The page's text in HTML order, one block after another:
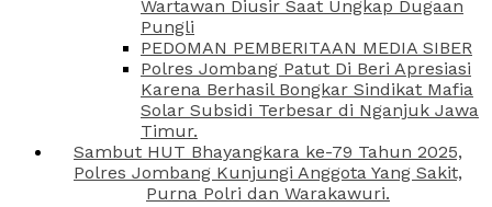
Wartawan Diusir Saat Ungkap Dugaan
Pungli
PEDOMAN PEMBERITAAN MEDIA SIBER
Polres Jombang Patut Di Beri Apresiasi
Karena Berhasil Bongkar Sindikat Mafia
Solar Subsidi Terbesar di Nganjuk Jawa
Timur.
Sambut HUT Bhayangkara ke-79 Tahun 2025,
Polres Jombang Kunjungi Anggota Yang Sakit,
Purna Polri dan Warakawuri.